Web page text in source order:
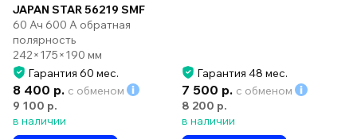
JAPAN STAR 56219 SMF
60 Ач 600 А обратная
полярность
242×175×190 мм
Гарантия 60 мес.
8 400 р. с обменом
9 100 р.
в наличии
Гарантия 48 мес.
7 500 р. с обменом
8 200 р.
в наличии